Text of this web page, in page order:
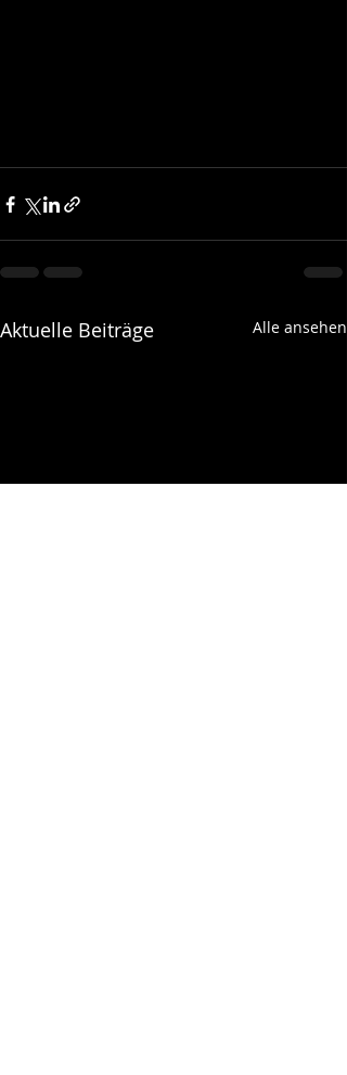
Aktuelle Beiträge Alle ansehen